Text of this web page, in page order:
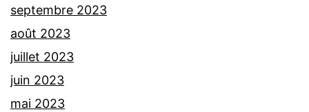
septembre 2023
août 2023
juillet 2023
juin 2023
mai 2023